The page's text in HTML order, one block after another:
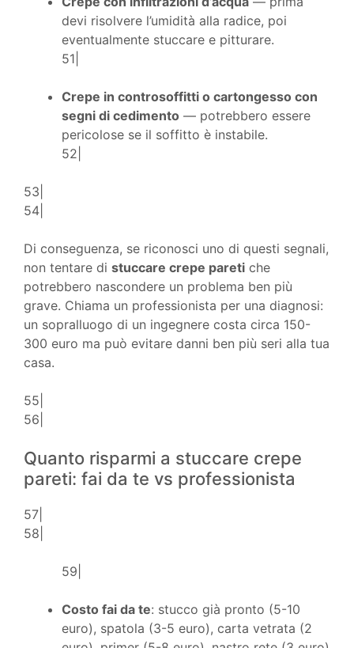
devi risolvere l’umidità alla radice, poi
eventualmente stuccare e pitturare.
51|
Crepe in controsoffitti o cartongesso con
segni di cedimento — potrebbero essere
pericolose se il soffitto è instabile.
52|
53|
54|
Di conseguenza, se riconosci uno di questi segnali,
non tentare di stuccare crepe pareti che
potrebbero nascondere un problema ben più
grave. Chiama un professionista per una diagnosi:
un sopralluogo di un ingegnere costa circa 150-
300 euro ma può evitare danni ben più seri alla tua
casa.
55|
56|
Quanto risparmi a stuccare crepe
pareti: fai da te vs professionista
57|
58|
59|
Costo fai da te: stucco già pronto (5-10
euro), spatola (3-5 euro), carta vetrata (2